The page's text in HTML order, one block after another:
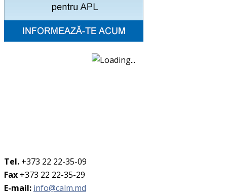
Tel. +373 22 22-35-09
Fax +373 22 22-35-29
E-mail: info@calm.md